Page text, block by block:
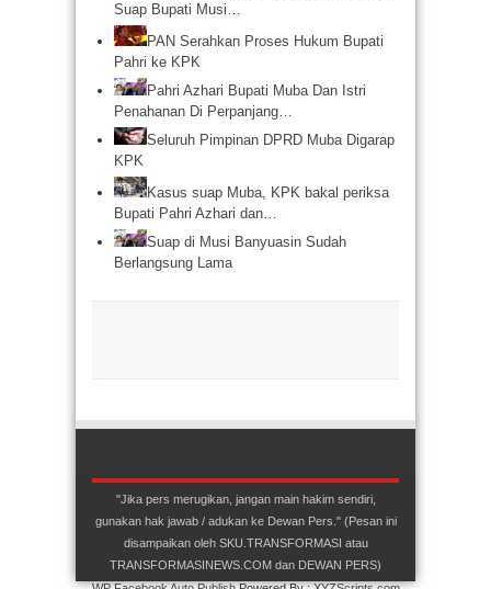
Suap Bupati Musi…
PAN Serahkan Proses Hukum Bupati
Pahri ke KPK
Pahri Azhari Bupati Muba Dan Istri
Penahanan Di Perpanjang…
Seluruh Pimpinan DPRD Muba Digarap
KPK
Kasus suap Muba, KPK bakal periksa
Bupati Pahri Azhari dan…
Suap di Musi Banyuasin Sudah
Berlangsung Lama
"Jika pers merugikan, jangan main hakim sendiri,
gunakan hak jawab / adukan ke Dewan Pers." (Pesan ini
disampaikan oleh SKU.TRANSFORMASI atau
TRANSFORMASINEWS.COM dan DEWAN PERS)